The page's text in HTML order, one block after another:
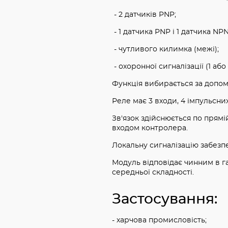
- 2 датчиків PNP;
- 1 датчика PNP і 1 датчика
- чутливого килимка (межі);
- охоронної сигналізації (1
Функція вибирається за
Реле має 3 входи, 4
Зв'язок здійснюється по
входом контролера.
Локальну сигналізацію
Модуль відповідає чинним в
середньої складності.
Застосування:
- харчова промисловість;